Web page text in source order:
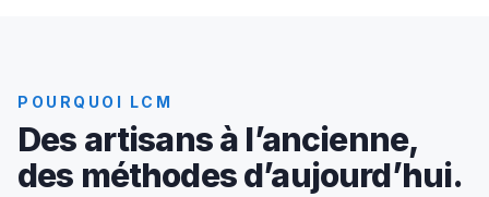
POURQUOI LCM
Des artisans à l’ancienne,
des méthodes d’aujourd’hui.